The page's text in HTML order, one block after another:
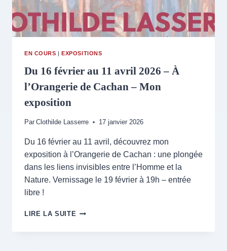
EN COURS |EXPOSITIONS
Du 16 février au 11 avril 2026 – À
l’Orangerie de Cachan – Mon
exposition
Par Clothilde Lasserre 17 janvier 2026
Du 16 février au 11 avril, découvrez mon
exposition à l’Orangerie de Cachan : une plongée
dans les liens invisibles entre l’Homme et la
Nature. Vernissage le 19 février à 19h – entrée
libre !
LIRE LA SUITE DU